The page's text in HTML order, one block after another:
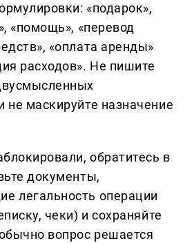
«подарок»,
«помощь», «перевод
«оплата аренды»
расходов». Не пишите
не маскируйте назначение
обратитесь в
документы,
легальность операции
чеки) и сохраняйте
вопрос решается